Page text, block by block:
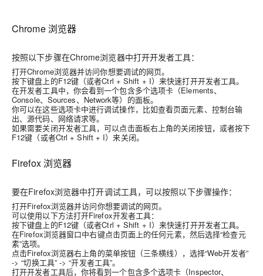
Chrome 浏览器
按照以下步骤在Chrome浏览器中打开开发者工具：
打开Chrome浏览器并访问你想要调试的网页。
按下键盘上的F12键（或者Ctrl + Shift + I）来快速打开开发者工具。
在开发者工具中，你会看到一个包含多个选项卡（Elements、
Console、Sources、Network等）的面板。
你可以在这些选项卡中进行调试操作，比如查看页面元素、控制台输
出、源代码、网络请求等。
如果需要关闭开发者工具，可以点击面板右上角的关闭按钮，或者按下
F12键（或者Ctrl + Shift + I）来关闭。
Firefox 浏览器
要在Firefox浏览器中打开调试工具，可以按照以下步骤操作：
打开Firefox浏览器并访问你想要调试的网页。
可以使用以下方法打开Firefox开发者工具：
按下键盘上的F12键（或者Ctrl + Shift + I）来快速打开开发者工具。
在Firefox浏览器窗口中右键点击页面上的任何元素，然后选择“检查元
素”选项。
点击Firefox浏览器右上角的菜单按钮（三条横线），选择“Web开发者”
-> “切换工具” -> “开发者工具”。
打开开发者工具后，你将看到一个包含多个选项卡（Inspector、